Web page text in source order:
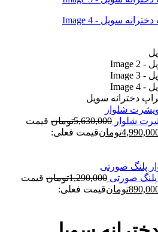
دخترانه سويل
شلوار 5,630,000تومان قیمت
تومانقیمت فعلی:
صورتی 1,290,000تومان قیمت
تومانقیمت فعلی: